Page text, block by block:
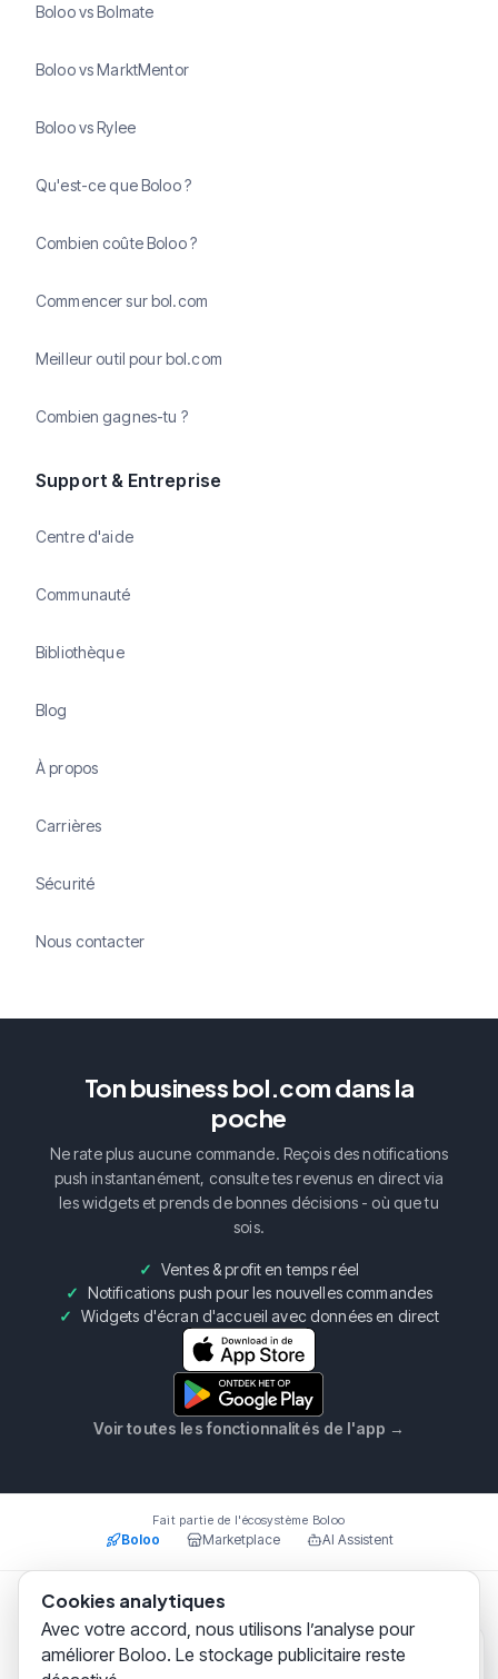
Boloo vs Bolmate
Boloo vs MarktMentor
Boloo vs Rylee
Qu'est-ce que Boloo ?
Combien coûte Boloo ?
Commencer sur bol.com
Meilleur outil pour bol.com
Combien gagnes-tu ?
Support & Entreprise
Centre d'aide
Communauté
Bibliothèque
Blog
À propos
Carrières
Sécurité
Nous contacter
Ton business bol.com dans la
poche
Ne rate plus aucune commande. Reçois des notifications
push instantanément, consulte tes revenus en direct via
les widgets et prends de bonnes décisions - où que tu
sois.
Ventes & profit en temps réel
Notifications push pour les nouvelles commandes
Widgets d'écran d'accueil avec données en direct
Voir toutes les fonctionnalités de l'app →
Fait partie de l'écosystème Boloo
Boloo Marketplace AI Assistent
Boloo B.V. · KvK75993228
301, 7311SW Apeldoorn
© 2026 Boloo Platform. Tous droits réservés.
Bolooil y a quelques instants
Cookies analytiques
Avec votre accord, nous utilisons l’analyse pour
améliorer Boloo. Le stockage publicitaire reste